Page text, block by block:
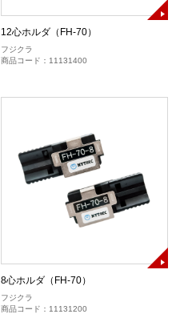
12心ホルダ（FH-70）
フジクラ
商品コード：11131400
8心ホルダ（FH-70）
フジクラ
商品コード：11131200